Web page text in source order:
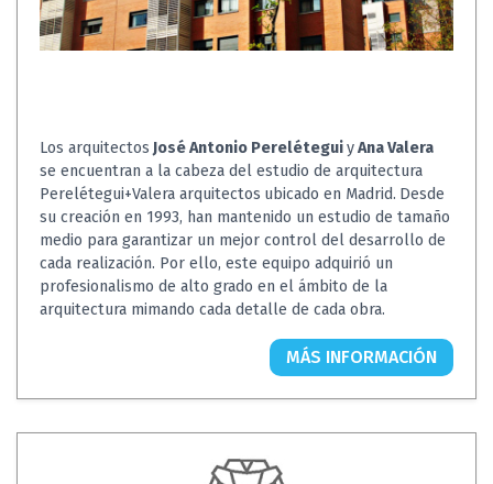
Los arquitectos José Antonio PereléteguiyAna Valera
se encuentran a la cabeza del estudio de arquitectura
Perelétegui+Valera arquitectos ubicado en Madrid. Desde
su creación en 1993, han mantenido un estudio de tamaño
medio para garantizar un mejor control del desarrollo de
cada realización. Por ello, este equipo adquirió un
profesionalismo de alto grado en el ámbito de la
arquitectura mimando cada detalle de cada obra.
MÁS INFORMACIÓN